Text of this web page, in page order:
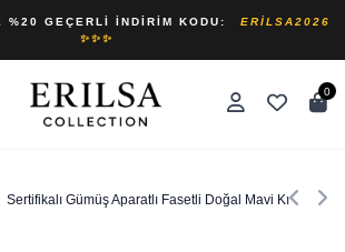
%20 GEÇERLI İNDIRIM KODU:
ERILSA2026
✨✨✨
0
Sertifikalı Gümüş Aparatlı Fasetli Doğal Mavi Kırmızı